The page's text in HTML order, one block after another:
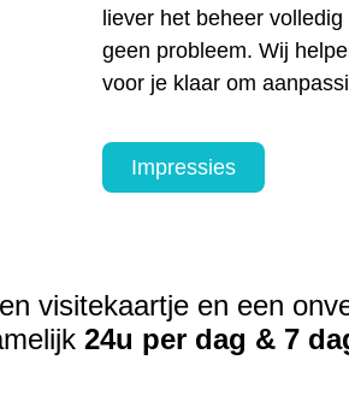
liever het beheer
geen probleem. Wij
voor je klaar om
Impressies
visitekaartje en een
24u per dag & 7